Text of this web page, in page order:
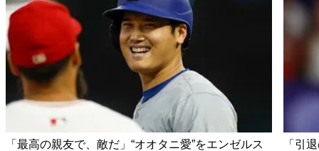
「最高の親友で、敵だ」“オオタニ愛”をエンゼルス
「引